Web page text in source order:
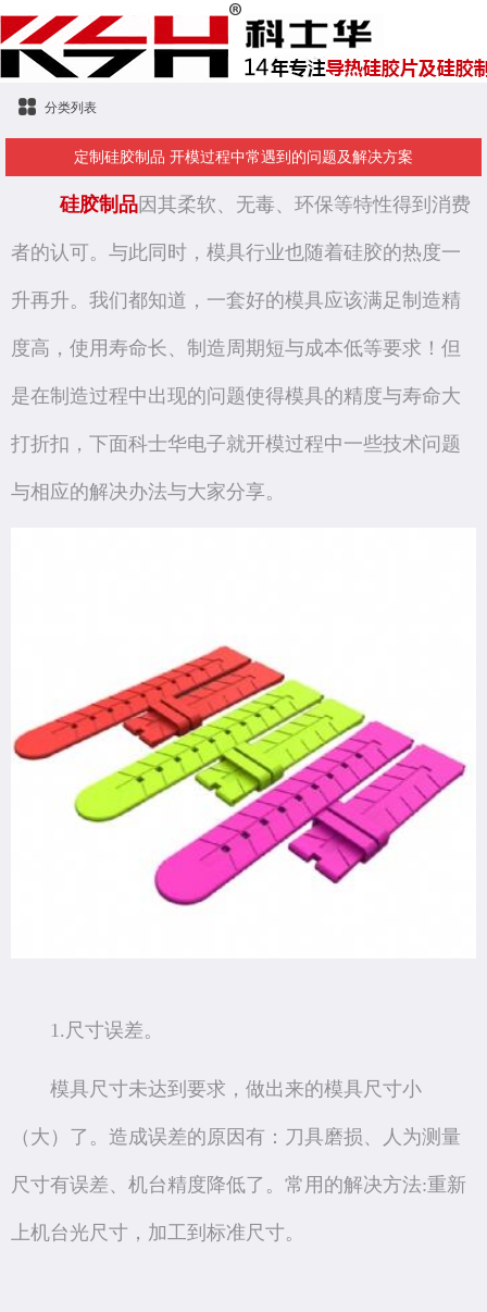
分类列表
定制硅胶制品 开模过程中常遇到的问题及解决方案
硅胶制品因其柔软、无毒、环保等特性得到消费
者的认可。与此同时，模具行业也随着硅胶的热度一
升再升。我们都知道， 一套好的模具应该满足制造精
度高，使用寿命长、制造周期短与成本低等要求！但
是在制造过程中出现的问题使得模具的精度与寿命大
打折扣，下面科士华电子就开模过程中一些技术问题
与相应的解决办法与大家分享。
1.尺寸误差。
模具尺寸未达到要求，做出来的模具尺寸小
（大）了。造成误差的原因有：刀具磨损、人为测量
尺寸有误差、机台精度降低了。常用的解决方法:重新
上机台光尺寸，加工到标准尺寸。